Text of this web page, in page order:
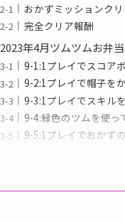
おかずミッションク
完全クリア報酬
2023年4月ツムツムお弁
9-1:1プレイでスコア
9-2:1プレイで帽子を
9-3:1プレイでスキル
9-4:緑色のツムを使っ
9-5:1プレイでおかず